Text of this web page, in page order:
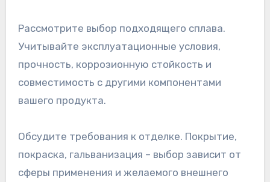
Рассмотрите выбор подходящего сплава.
Учитывайте эксплуатационные условия,
прочность, коррозионную стойкость и
совместимость с другими компонентами
вашего продукта.
Обсудите требования к отделке. Покрытие,
покраска, гальванизация – выбор зависит от
сферы применения и желаемого внешнего